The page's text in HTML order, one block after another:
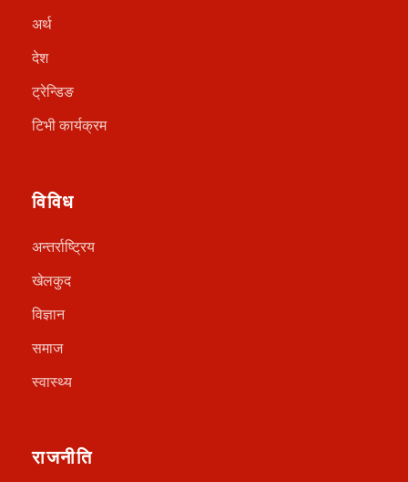
अर्थ
देश
ट्रेन्डिङ
टिभी कार्यक्रम
विविध
अन्तर्राष्ट्रिय
खेलकुद
विज्ञान
समाज
स्वास्थ्य
राजनीति